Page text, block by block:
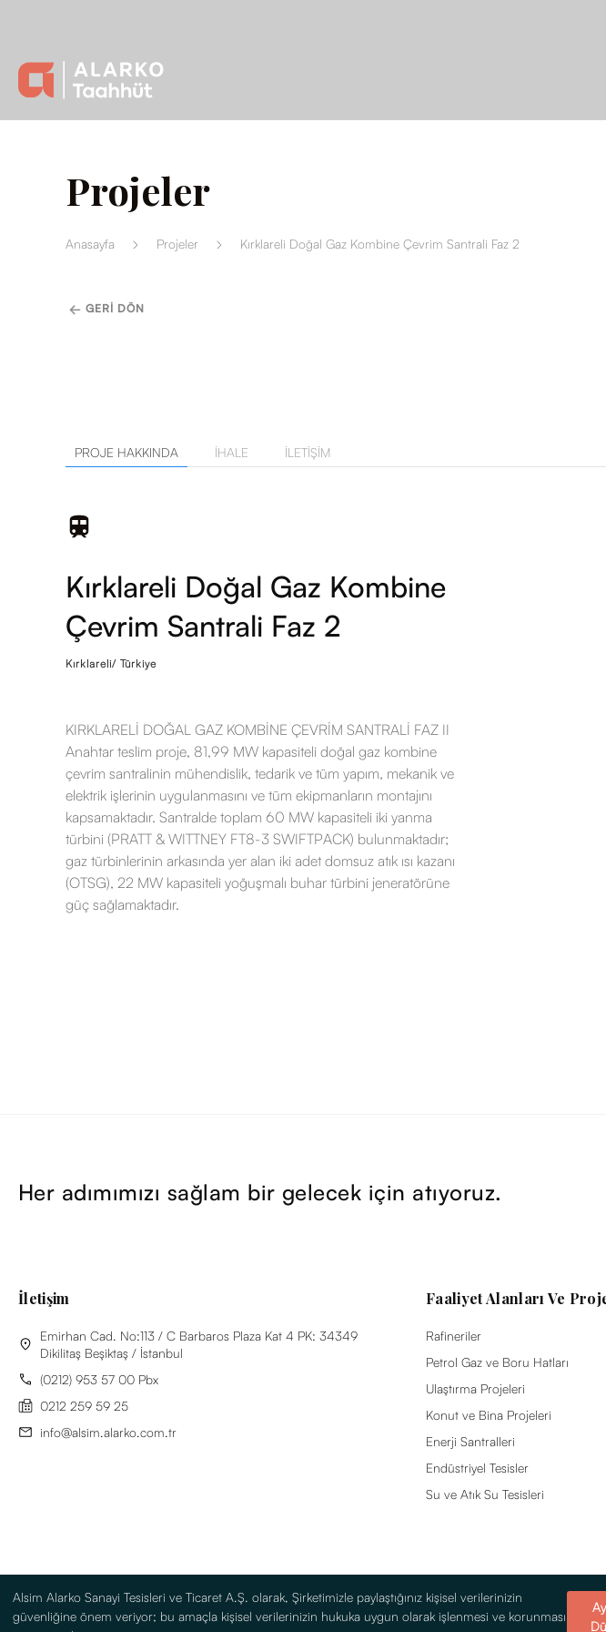
Alsim Alarko Sanayi Tesisleri ve Ticaret A.Ş. olarak, Şirketimizle paylaştığınız kişisel verilerinizin
güvenliğine önem veriyor; bu amaçla kişisel verilerinizin hukuka uygun olarak işlenmesi ve korunması
Projeler
Anasayfa Projeler Kırklareli Doğal Gaz Kombine Çevrim Santrali Faz 2
GERI DÖN
PROJE HAKKINDA İHALE İLETIŞIM
Kırklareli Doğal Gaz Kombine
Çevrim Santrali Faz 2
Kırklareli/ Türkiye
KIRKLARELİ DOĞAL GAZ KOMBİNE ÇEVRİM SANTRALİ FAZ II
Anahtar teslim proje, 81,99 MW kapasiteli doğal gaz kombine
çevrim santralinin mühendislik, tedarik ve tüm yapım, mekanik ve
elektrik işlerinin uygulanmasını ve tüm ekipmanların montajını
kapsamaktadır. Santralde toplam 60 MW kapasiteli iki yanma
türbini (PRATT & WITTNEY FT8-3 SWIFTPACK) bulunmaktadır;
gaz türbinlerinin arkasında yer alan iki adet domsuz atık ısı kazanı
(OTSG), 22 MW kapasiteli yoğuşmalı buhar türbini jeneratörüne
güç sağlamaktadır.
Her adımımızı sağlam bir gelecek için atıyoruz.
İletişim
Emirhan Cad. No:113 / C Barbaros Plaza Kat 4 PK: 34349
Dikilitaş Beşiktaş / İstanbul
(0212) 953 57 00 Pbx
0212 259 59 25
info@alsim.alarko.com.tr
Faaliyet Alanları Ve
Rafineriler
Petrol Gaz ve Boru Hatları
Ulaştırma Projeleri
Konut ve Bina Projeleri
Enerji Santralleri
Endüstriyel Tesisler
Su ve Atık Su Tesisleri
Bilgi Toplumu Hizmetleri Kullanım Koşulları Site Haritası